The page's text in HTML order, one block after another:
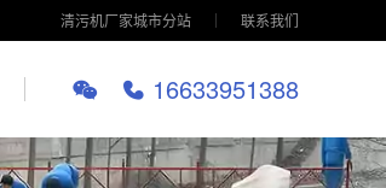
清污机厂家城市分站 联系我们
16633951388